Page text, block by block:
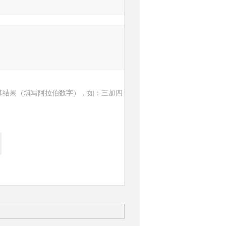
结果（填写阿拉伯数字），如：三加四